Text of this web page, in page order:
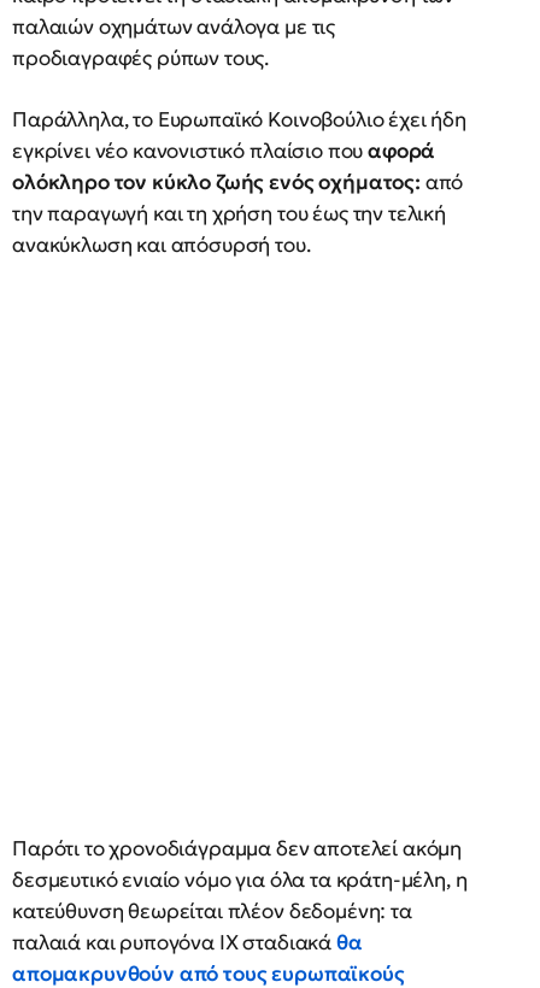
παλαιών οχημάτων ανάλογα με τις
προδιαγραφές ρύπων τους.
Παράλληλα, το Ευρωπαϊκό Κοινοβούλιο έχει ήδη
εγκρίνει νέο κανονιστικό πλαίσιο πουαφορά
ολόκληρο τον κύκλο ζωής ενόςοχήματος: από
την παραγωγή και τη χρήση του έως την τελική
ανακύκλωση και απόσυρσή του.
Παρότι το χρονοδιάγραμμα δεν αποτελεί ακόμη
δεσμευτικό ενιαίο νόμο για όλα τα κράτη-μέλη, η
κατεύθυνση θεωρείται πλέον δεδομένη: τα
παλαιά και ρυπογόνα ΙΧ σταδιακάθα
απομακρυνθούν από τους ευρωπαϊκούς